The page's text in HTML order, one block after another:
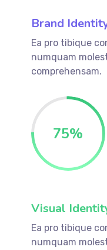
Brand
Ea pro tibique
numquam
comprehensam.
75%
Visual
Ea pro tibique
numquam